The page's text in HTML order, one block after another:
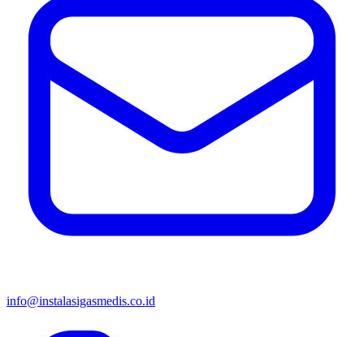
info@instalasigasmedis.co.id